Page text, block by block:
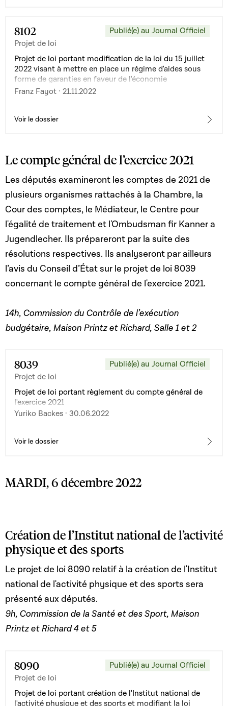
8102
Projet de loi
Publié(e) au Journal Officiel
Projet de loi portant modification de la loi du 15 juillet
2022 visant à mettre en place un régime d'aides sous
forme de garanties en faveur de l'économie
luxembourgeoise à la suite de l'agression de la Russie
Franz Fayot · 21.11.2022
Voir le dossier
Le compte général de l’exercice 2021
Les députés examineront les comptes de 2021 de
plusieurs organismes rattachés à la Chambre, la
Cour des comptes, le Médiateur, le Centre pour
l'égalité de traitement et l'Ombudsman fir Kanner a
Jugendlecher. Ils prépareront par la suite des
résolutions respectives. Ils analyseront par ailleurs
l’avis du Conseil d’État sur le projet de loi 8039
concernant le compte général de l'exercice 2021.
14h, Commission du Contrôle de l’exécution
budgétaire, Maison Printz et Richard, Salle 1 et 2
8039
Projet de loi
Publié(e) au Journal Officiel
Projet de loi portant règlement du compte général de
l'exercice 2021
Yuriko Backes · 30.06.2022
Voir le dossier
MARDI, 6 décembre 2022
Création de l’Institut national de l’activité
physique et des sports
Le projet de loi 8090 relatif à la création de l'Institut
national de l'activité physique et des sports sera
présenté aux députés.
9h, Commission de la Santé et des Sport, Maison
Printz et Richard 4 et 5
8090
Projet de loi
Publié(e) au Journal Officiel
Projet de loi portant création de l'Institut national de
l'activité physique et des sports et modifiant la loi